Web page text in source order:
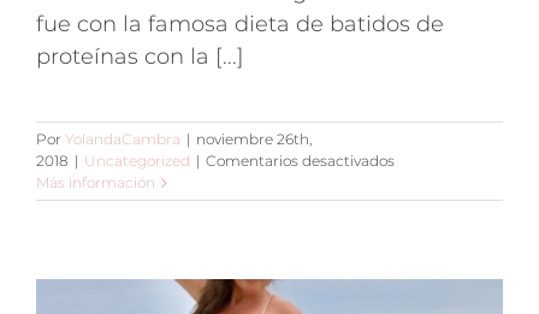
fue con la famosa dieta de batidos de
proteínas con la [...]
Por YolandaCambra | noviembre 26th,
2018 | Uncategorized | Comentarios desactivados
a
Más información